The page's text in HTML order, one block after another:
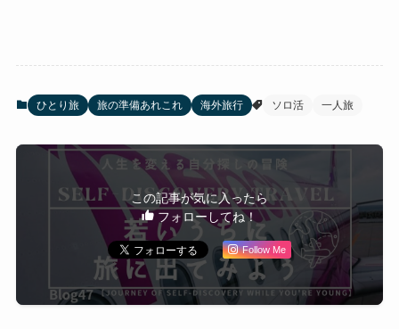
ひとり旅 旅の準備あれこれ 海外旅行 ソロ活 一人旅
この記事が気に入ったら
フォローしてね！
Follow Me